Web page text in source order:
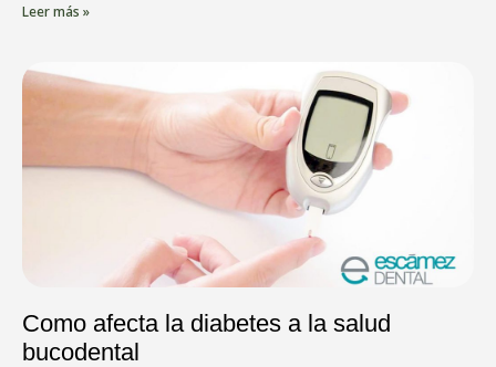
Leer más »
Como afecta la diabetes a la salud
bucodental